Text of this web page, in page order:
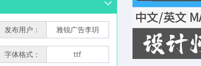
发布用户： 雅锐广告李玥
字体格式： ttf